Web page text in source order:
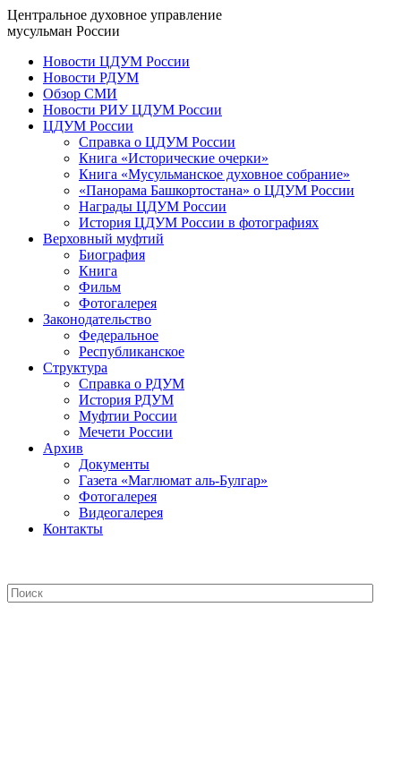
Центральное духовное управление
мусульман России
Новости ЦДУМ России
Новости РДУМ
Обзор СМИ
Новости РИУ ЦДУМ России
ЦДУМ России
Справка о ЦДУМ России
Книга «Исторические очерки»
Книга «Мусульманское духовное собрание»
«Панорама Башкортостана» о ЦДУМ России
Награды ЦДУМ России
История ЦДУМ России в фотографиях
Верховный муфтий
Биография
Книга
Фильм
Фотогалерея
Законодательство
Федеральное
Республиканское
Структура
Справка о РДУМ
История РДУМ
Муфтии России
Мечети России
Архив
Документы
Газета «Маглюмат аль-Булгар»
Фотогалерея
Видеогалерея
Контакты